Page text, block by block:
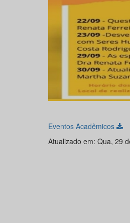
Eventos Acadêmicos
Atualizado em: Qua, 29